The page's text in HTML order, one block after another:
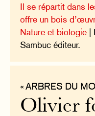
Il se répartit dans
offre un bois
Nature et biologie
Sambuc éditeur.
« ARBRES DU
Olivier